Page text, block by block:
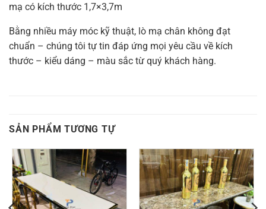
mạ có kích thước 1,7×3,7m
Bằng nhiều máy móc kỹ thuật, lò mạ chân không đạt
chuẩn – chúng tôi tự tin đáp ứng mọi yêu cầu về kích
thước – kiểu dáng – màu sắc từ quý khách hàng.
SẢN PHẨM TƯƠNG TỰ